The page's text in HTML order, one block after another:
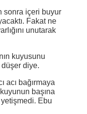
sonra içeri buyur
Fakat ne
unutarak
kuyusunu
düşer diye.
acı bağırmaya
başına
Ebu